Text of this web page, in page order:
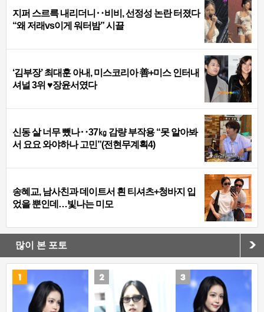
지퍼 스르륵 내리더니‥비비, 선정성 논란 터졌다
“왜 저래vs이게 워터밤” 시끌
‘김부장’ 최대훈 아내, 미스코리아 善+미스 인터내
셔널 3위 ♥장윤서였다
신동 살 너무 뺐나‥37㎏ 감량 부작용 “못 알아봐
서 요요 와야하나 고민”(전현무계획4)
송혜교, 남사친과 데이트서 흰 티셔츠+청바지 입
었을 뿐인데…빛나는 미모
많이 본 포토